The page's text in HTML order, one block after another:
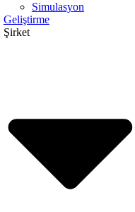
Simulasyon
Geliştirme
Şirket